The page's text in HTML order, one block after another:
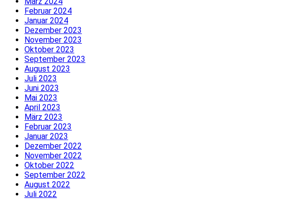
Februar 2024
Januar 2024
Dezember 2023
November 2023
Oktober 2023
September 2023
August 2023
Juli 2023
Juni 2023
Mai 2023
April 2023
März 2023
Februar 2023
Januar 2023
Dezember 2022
November 2022
Oktober 2022
September 2022
August 2022
Juli 2022